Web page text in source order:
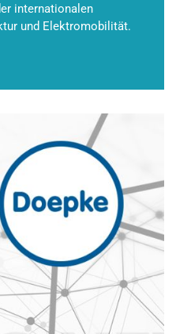
internationalen
und Elektromobilität.